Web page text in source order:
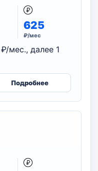
625
₽/мес
мес., далее 1
Подробнее